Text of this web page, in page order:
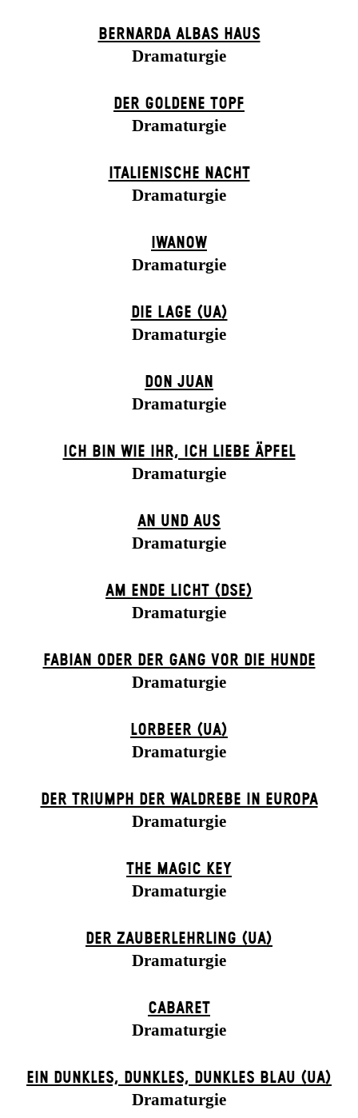
BERNARDA ALBAS HAUS
Dramaturgie
DER GOLDENE TOPF
Dramaturgie
ITALIENISCHE NACHT
Dramaturgie
IWANOW
Dramaturgie
DIE LAGE (UA)
Dramaturgie
DON JUAN
Dramaturgie
ICH BIN WIE IHR, ICH LIEBE ÄPFEL
Dramaturgie
AN UND AUS
Dramaturgie
AM ENDE LICHT (DSE)
Dramaturgie
FABIAN ODER DER GANG VOR DIE HUNDE
Dramaturgie
LORBEER (UA)
Dramaturgie
DER TRIUMPH DER WALDREBE IN EUROPA
Dramaturgie
THE MAGIC KEY
Dramaturgie
DER ZAUBER­LEHRLING (UA)
Dramaturgie
CABARET
Dramaturgie
EIN DUNK­LES, DUNK­LES, DUNK­LES BLAU (UA)
Dramaturgie